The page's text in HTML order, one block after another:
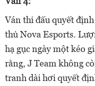
Ván thi đấu quyết định
thủ Nova Esports.
hạ gục ngày một kéo
rằng, J Team không
tranh dài hơi quyết